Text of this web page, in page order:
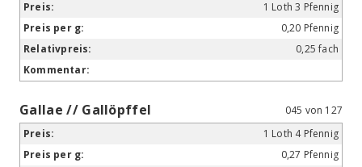
1 Loth 3 Pfennig
0,20 Pfennig
0,25 fach
Gallae // Gallöpffel
045 von 127
1 Loth 4 Pfennig
0,27 Pfennig